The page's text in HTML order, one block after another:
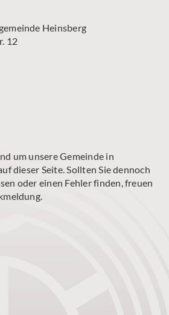
Heinsberg
12
um unsere Gemeinde in
dieser Seite. Sollten Sie dennoch
oder einen Fehler finden, freuen